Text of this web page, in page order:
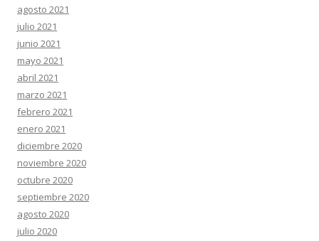
agosto 2021
julio 2021
junio 2021
mayo 2021
abril 2021
marzo 2021
febrero 2021
enero 2021
diciembre 2020
noviembre 2020
octubre 2020
septiembre 2020
agosto 2020
julio 2020